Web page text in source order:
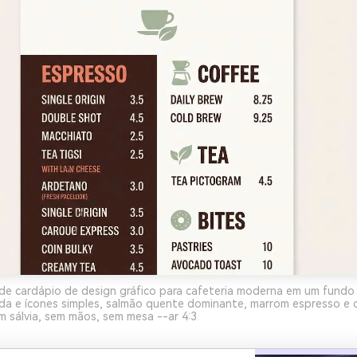
cardápio de design gráfico para cafeteria moderna em um fundo
e ícones simples, salmão quente dominante, marrom espresso
sálvia, sem mãos, sem mesa --ar 4:3